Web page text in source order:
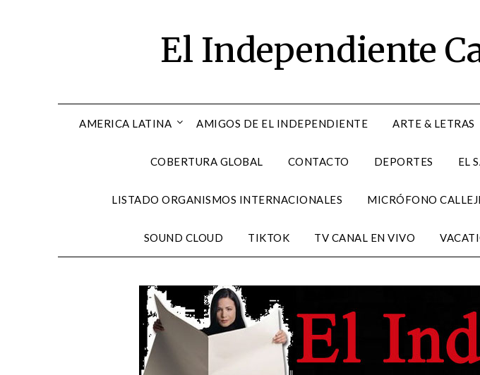
El Independiente
AMERICA LATINA AMIGOS DE EL INDEPENDIENTE ARTE & LETRAS
COBERTURA GLOBAL CONTACTO DEPORTES EL
LISTADO ORGANISMOS INTERNACIONALES MICRÓFONO
SOUND CLOUD TIKTOK TV CANAL EN VIVO